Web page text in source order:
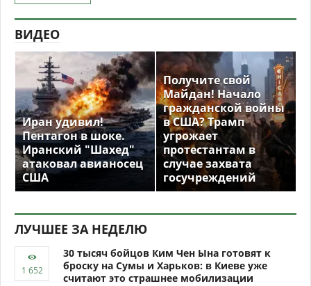
ВИДЕО
Иран удивил!
Пентагон в шоке.
Иранский "Шахед"
атаковал авианосец
США
Получите свой
Майдан! Начало
гражданской войны
в США? Трамп
угрожает
протестантам в
случае захвата
госучреждений
ЛУЧШЕЕ ЗА НЕДЕЛЮ
30 тысяч бойцов Ким Чен Ына готовят к
броску на Сумы и Харьков: в Киеве уже
считают это страшнее мобилизации